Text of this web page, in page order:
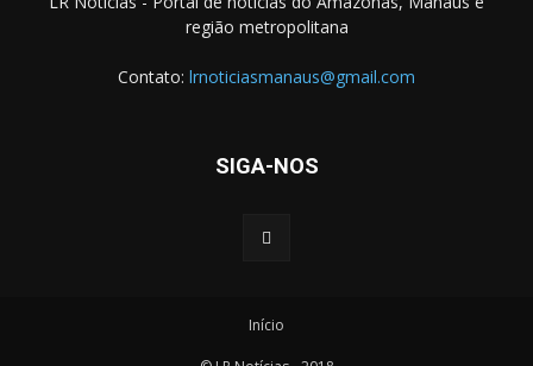
região metropolitana
Contato: lrnoticiasmanaus@gmail.com
SIGA-NOS
Início